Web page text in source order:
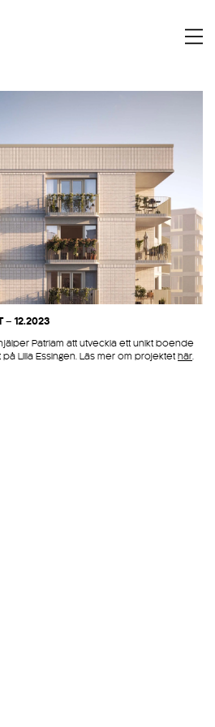
– 12.2023
Patriam att utveckla ett unikt boende
Lilla Essingen. Läs mer om projektet här